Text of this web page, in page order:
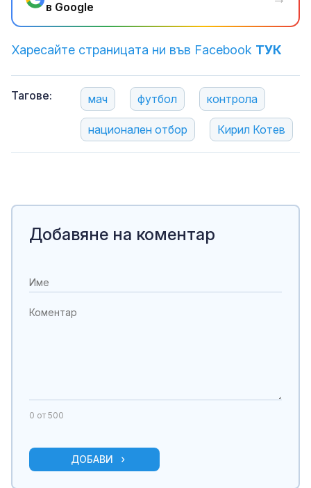
в Google
Харесайте страницата ни във Facebook ТУК
Тагове: мач футбол контрола
национален отбор Кирил Котев
Добавяне на коментар
0 от 500
ДОБАВИ